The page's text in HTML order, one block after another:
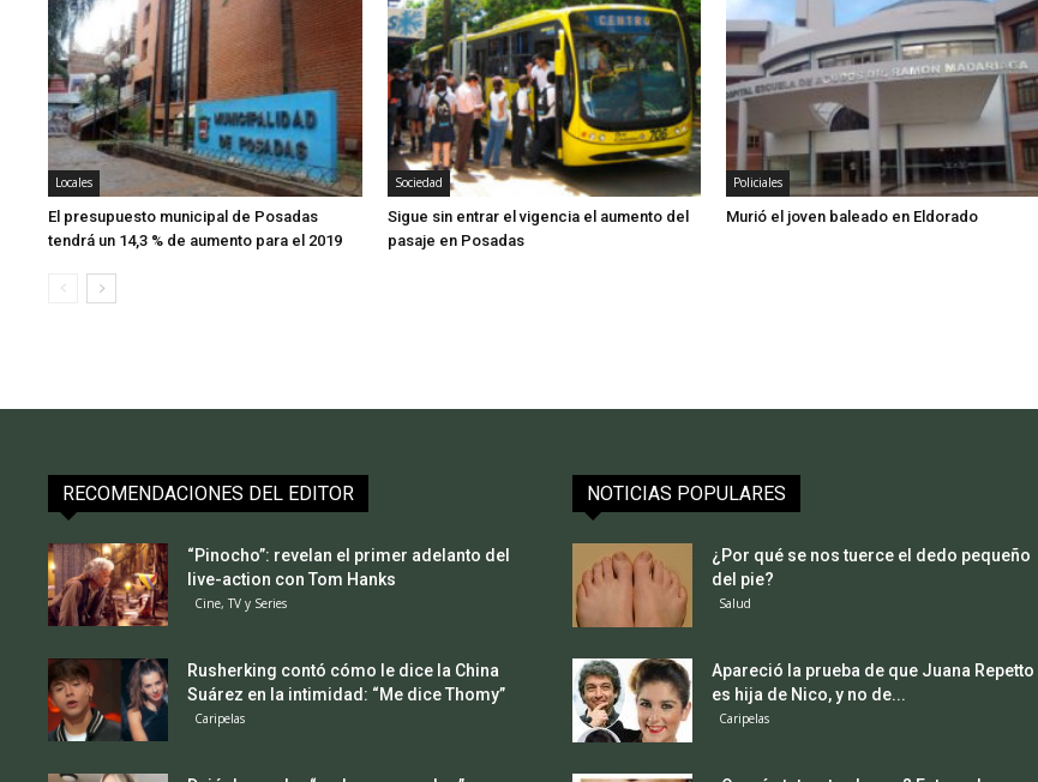
Locales
El presupuesto municipal de Posadas
tendrá un 14,3 % de aumento para el 2019
Sociedad
Sigue sin entrar el vigencia el aumento del
pasaje en Posadas
Policiales
Murió el joven baleado en Eldorado
RECOMENDACIONES DEL EDITOR
“Pinocho”: revelan el primer adelanto del
live-action con Tom Hanks
Cine, TV y Series
Rusherking contó cómo le dice la China
Suárez en la intimidad: “Me dice Thomy”
Caripelas
NOTICIAS POPULARES
¿Por qué se nos tuerce el dedo pequeño
del pie?
Salud
Apareció la prueba de que Juana Repetto
es hija de Nico, y no de...
Caripelas